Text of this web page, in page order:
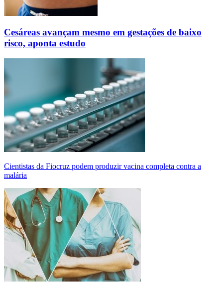
Cesáreas avançam mesmo em gestações de baixo
risco, aponta estudo
Cientistas da Fiocruz podem produzir vacina completa contra a
malária